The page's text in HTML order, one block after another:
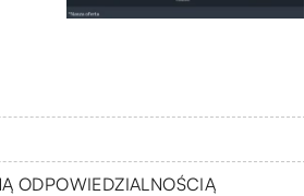
ODPOWIEDZIALNOŚCIĄ